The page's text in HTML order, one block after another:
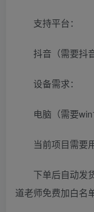
支持平台：
抖音（需要抖
设备需求：
电脑（需要
当前项目需要
下单后自动发
道老师免费加白名